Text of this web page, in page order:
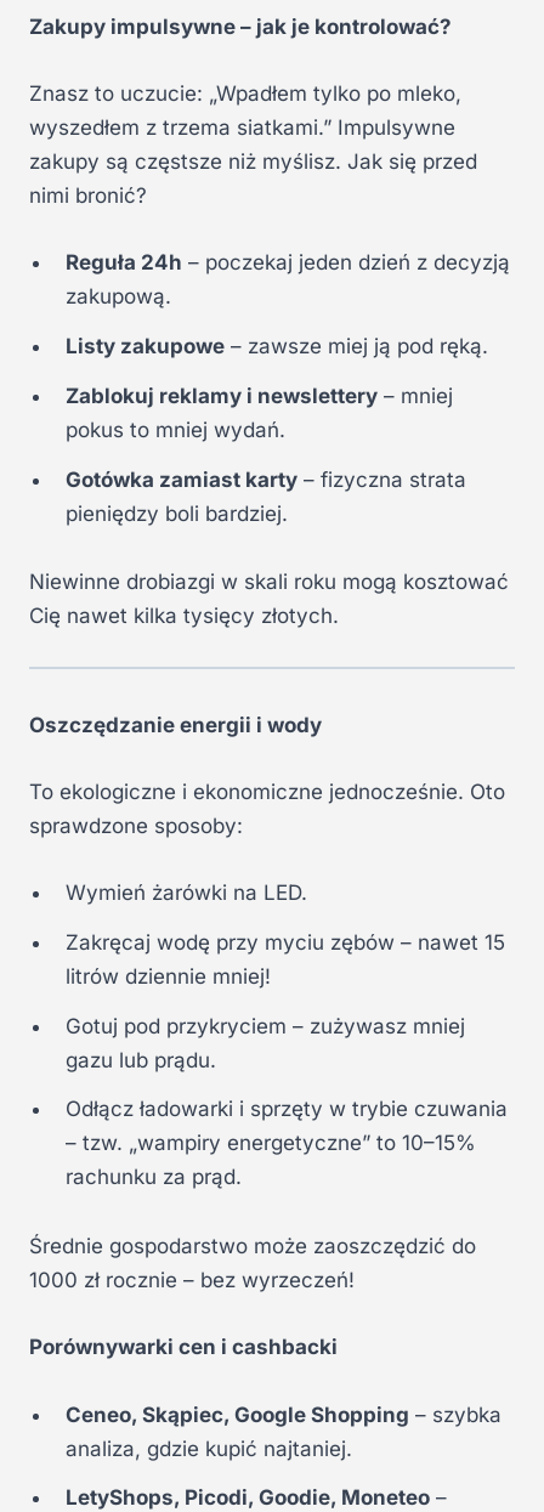
Zakupy impulsywne – jak je kontrolować?
Znasz to uczucie: „Wpadłem tylko po mleko,
wyszedłem z trzema siatkami.” Impulsywne
zakupy są częstsze niż myślisz. Jak się przed
nimi bronić?
Reguła 24h – poczekaj jeden dzień z decyzją
zakupową.
Listy zakupowe – zawsze miej ją pod ręką.
Zablokuj reklamy i newslettery – mniej
pokus to mniej wydań.
Gotówka zamiast karty – fizyczna strata
pieniędzy boli bardziej.
Niewinne drobiazgi w skali roku mogą kosztować
Cię nawet kilka tysięcy złotych.
Oszczędzanie energii i wody
To ekologiczne i ekonomiczne jednocześnie. Oto
sprawdzone sposoby:
Wymień żarówki na LED.
Zakręcaj wodę przy myciu zębów – nawet 15
litrów dziennie mniej!
Gotuj pod przykryciem – zużywasz mniej
gazu lub prądu.
Odłącz ładowarki i sprzęty w trybie czuwania
– tzw. „wampiry energetyczne” to 10–15%
rachunku za prąd.
Średnie gospodarstwo może zaoszczędzić do
1000 zł rocznie – bez wyrzeczeń!
Porównywarki cen i cashbacki
Ceneo, Skąpiec, Google Shopping – szybka
analiza, gdzie kupić najtaniej.
LetyShops, Picodi, Goodie, Moneteo –